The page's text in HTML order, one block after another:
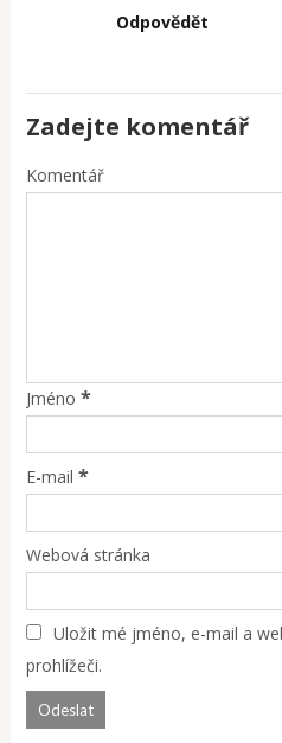
Odpovědět
Zadejte komentář
Komentář
Jméno *
E-mail *
Webová stránka
Uložit mé jméno, e-mail a
prohlížeči.